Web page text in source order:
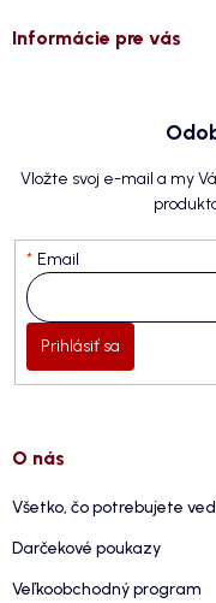
Informácie pre vás
Vložte svoj e-mail a my
Email
Prihlásiť sa
O nás
Všetko, čo potrebujete
Darčekové poukazy
Veľkoobchodný program